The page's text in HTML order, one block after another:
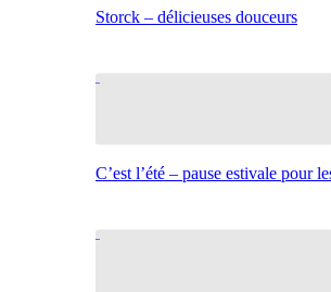
Storck – délicieuses douceurs
C’est l’été – pause estivale pour